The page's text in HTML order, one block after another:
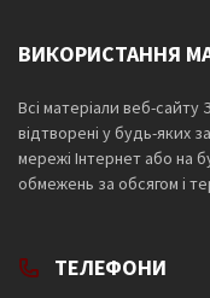
ВИКОРИСТАННЯ
Всі матеріали веб-сайту
відтворені у будь-яких
мережі Інтернет або на
обмежень за обсягом і
ТЕЛЕФОНИ